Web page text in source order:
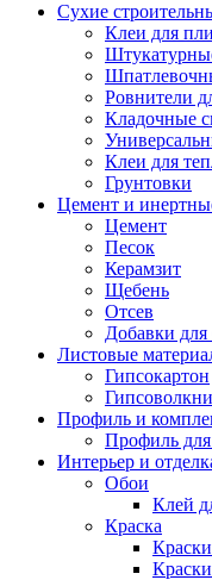
Сухие
Клеи для
Ровнители
Кладочные
Клеи для
Грунтовки
Цемент и
Цемент
Песок
Керамзит
Щебень
Отсев
Добавки для
Листовые
Гипсокартон
Профиль и
Профиль для
Интерьер и
Обои
Клей
Краска